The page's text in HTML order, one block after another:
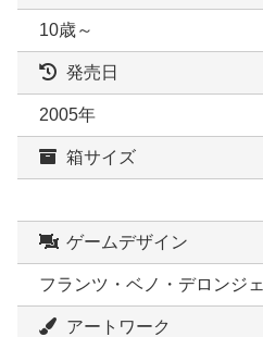
10歳～
発売日
2005年
箱サイズ
ゲームデザイン
フランツ・ベノ・デロンジェ
アートワーク